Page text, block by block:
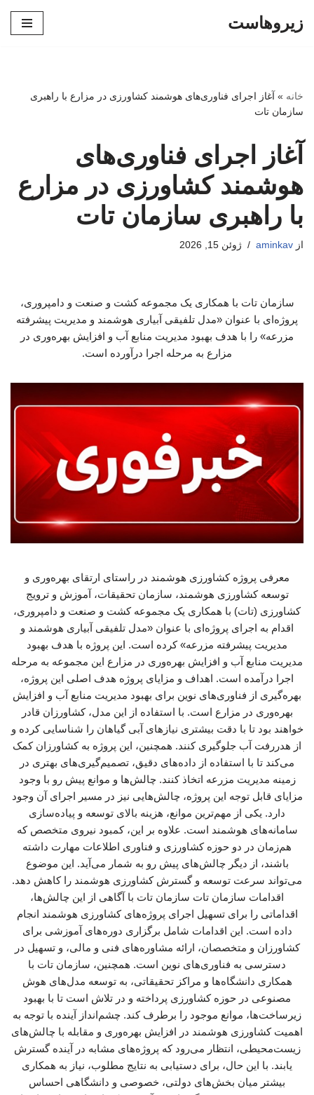
زیروهاست
خانه » آغاز اجرای فناوری‌های هوشمند کشاورزی در مزارع با راهبری
سازمان تات
آغاز اجرای فناوری‌های
هوشمند کشاورزی در مزارع
با راهبری سازمان تات
از aminkav ژوئن 15, 2026
سازمان تات با همکاری یک مجموعه کشت و صنعت و دامپروری،
پروژه‌ای با عنوان «مدل تلفیقی آبیاری هوشمند و مدیریت پیشرفته
مزرعه» را با هدف بهبود مدیریت منابع آب و افزایش بهره‌وری در
مزارع به مرحله اجرا درآورده است.
معرفی پروژه کشاورزی هوشمند در راستای ارتقای بهره‌وری و
توسعه کشاورزی هوشمند، سازمان تحقیقات، آموزش و ترویج
کشاورزی (تات) با همکاری یک مجموعه کشت و صنعت و دامپروری،
اقدام به اجرای پروژه‌ای با عنوان «مدل تلفیقی آبیاری هوشمند و
مدیریت پیشرفته مزرعه» کرده است. این پروژه با هدف بهبود
مدیریت منابع آب و افزایش بهره‌وری در مزارع این مجموعه به مرحله
اجرا درآمده است. اهداف و مزایای پروژه هدف اصلی این پروژه،
بهره‌گیری از فناوری‌های نوین برای بهبود مدیریت منابع آب و افزایش
بهره‌وری در مزارع است. با استفاده از این مدل، کشاورزان قادر
خواهند بود تا با دقت بیشتری نیازهای آبی گیاهان را شناسایی کرده و
از هدررفت آب جلوگیری کنند. همچنین، این پروژه به کشاورزان کمک
می‌کند تا با استفاده از داده‌های دقیق، تصمیم‌گیری‌های بهتری در
زمینه مدیریت مزرعه اتخاذ کنند. چالش‌ها و موانع پیش رو با وجود
مزایای قابل توجه این پروژه، چالش‌هایی نیز در مسیر اجرای آن وجود
دارد. یکی از مهم‌ترین موانع، هزینه بالای توسعه و پیاده‌سازی
سامانه‌های هوشمند است. علاوه بر این، کمبود نیروی متخصص که
هم‌زمان در دو حوزه کشاورزی و فناوری اطلاعات مهارت داشته
باشند، از دیگر چالش‌های پیش رو به شمار می‌آید. این موضوع
می‌تواند سرعت توسعه و گسترش کشاورزی هوشمند را کاهش دهد.
اقدامات سازمان تات سازمان تات با آگاهی از این چالش‌ها،
اقداماتی را برای تسهیل اجرای پروژه‌های کشاورزی هوشمند انجام
داده است. این اقدامات شامل برگزاری دوره‌های آموزشی برای
کشاورزان و متخصصان، ارائه مشاوره‌های فنی و مالی، و تسهیل در
دسترسی به فناوری‌های نوین است. همچنین، سازمان تات با
همکاری دانشگاه‌ها و مراکز تحقیقاتی، به توسعه مدل‌های هوش
مصنوعی در حوزه کشاورزی پرداخته و در تلاش است تا با بهبود
زیرساخت‌ها، موانع موجود را برطرف کند. چشم‌انداز آینده با توجه به
اهمیت کشاورزی هوشمند در افزایش بهره‌وری و مقابله با چالش‌های
زیست‌محیطی، انتظار می‌رود که پروژه‌های مشابه در آینده گسترش
یابند. با این حال، برای دستیابی به نتایج مطلوب، نیاز به همکاری
بیشتر میان بخش‌های دولتی، خصوصی و دانشگاهی احساس